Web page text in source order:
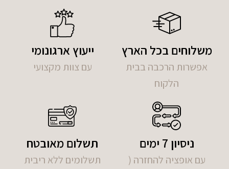
משלוחים בכל הארץ
אפשרות הרכבה בבית
הלקוח
ייעוץ ארגונומי
עם צוות מקצועי
ניסיון 7 ימים
עם אופציה להחזרה (
תשלום מאובטח
תשלומים ללא ריבית